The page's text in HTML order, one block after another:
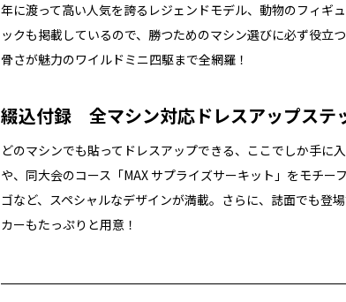
年に渡って高い人気を誇るレジェンドモデル、動物のフィギ
ックも掲載しているので、勝つためのマシン選びに必ず役立
骨さが魅力のワイルドミニ四駆まで全網羅！
綴込付録 全マシン対応ドレスアップステ
どのマシンでも貼ってドレスアップできる、ここでしか手に
や、同大会のコース「MAX サプライズサーキット」をモチ
ゴなど、スペシャルなデザインが満載。さらに、誌面でも登
カーもたっぷりと用意！